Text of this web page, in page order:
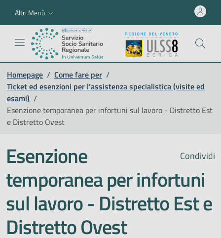
Altri Menù
Homepage / Come fare per /
Ticket ed esenzioni per l’assistenza specialistica (visite ed
esami) /
Esenzione temporanea per infortuni sul lavoro - Distretto Est
e Distretto Ovest
Condividi
Esenzione
temporanea per infortuni
sul lavoro - Distretto Est e
Distretto Ovest